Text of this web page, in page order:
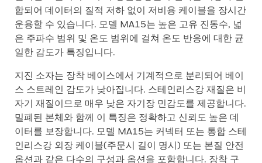
합되어 데이터의 질적 저하 없이 저비용 케이블을 장시간
운용할 수 있습니다. 모델 MA15는 높은 고유 진동수, 넓
은 주파수 범위 및 온도 범위에 걸쳐 온도 반응에 대한 균
일한 감도가 특징입니다.
지진 소자는 장착 베이스에서 기계적으로 분리되어 베이
스 스트레인 감도가 낮아집니다. 스테인리스강 재질은 비
자기 재질이므로 매우 낮은 자기장 민감도를 제공합니다.
밀폐된 본체와 함께 이 특징은 정확하고 신뢰도 높은 데
이터를 보장합니다. 모델 MA15는 커넥터 또는 통합 스테
인리스강 외장 케이블(주문시 길이 명시) 또는 본질 안전
옵션과 같은 다수의 구성과 옵션을 포함합니다. 장착 구